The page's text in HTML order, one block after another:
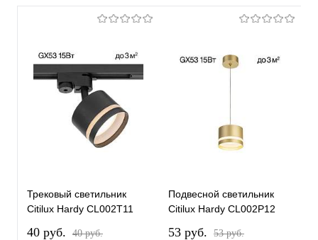
Трековый светильник
Citilux Hardy CL002T11
40 pуб. 40 pуб.
Подвесной светильник
Citilux Hardy CL002P12
53 pуб. 53 pуб.